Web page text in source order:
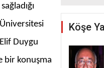
Duygu
bir konuşma
Köşe